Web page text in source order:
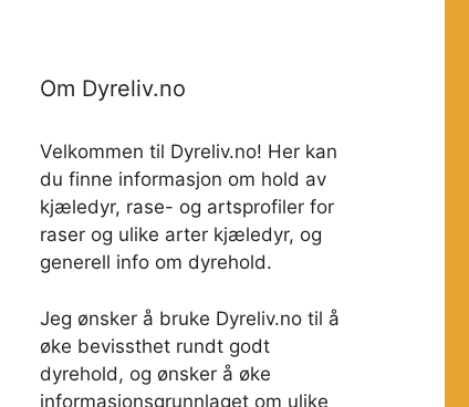
Om Dyreliv.no
Velkommen til Dyreliv.no! Her kan
du finne informasjon om hold av
kjæledyr, rase- og artsprofiler for
raser og ulike arter kjæledyr, og
generell info om dyrehold.
Jeg ønsker å bruke Dyreliv.no til å
øke bevissthet rundt godt
dyrehold, og ønsker å øke
informasjonsgrunnlaget om ulike